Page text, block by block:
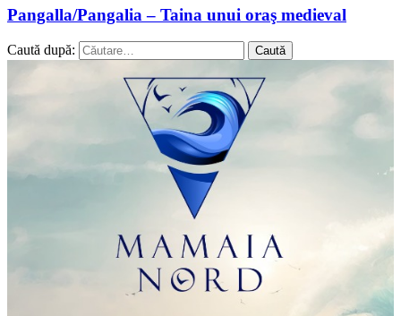
Pangalla/Pangalia – Taina unui oraş medieval
Caută după: